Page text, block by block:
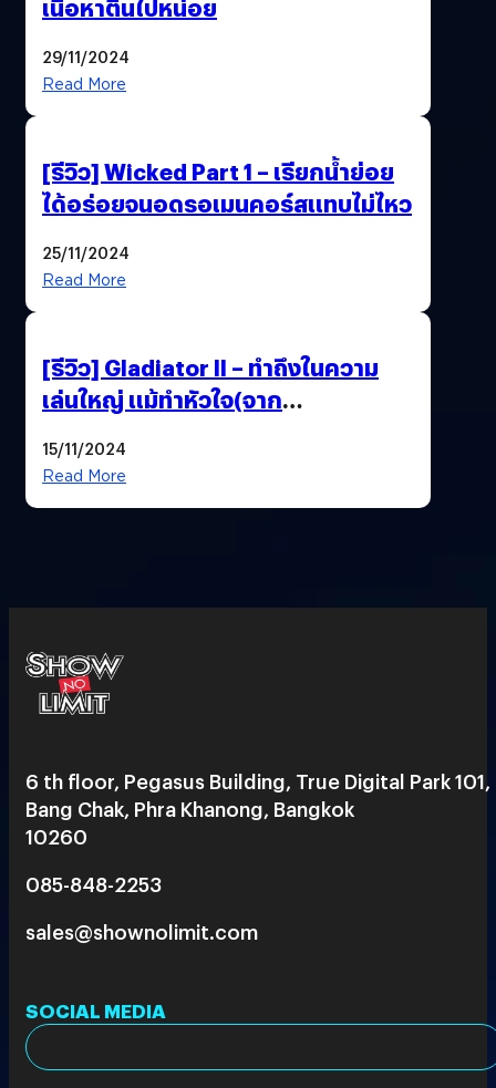
เนื้อหาตื้นไปหน่อย
29/11/2024
Read More
[รีวิว] Wicked Part 1 – เรียกน้ำย่อย
ได้อร่อยจนอดรอเมนคอร์สแทบไม่ไหว
25/11/2024
Read More
[รีวิว] Gladiator II – ทำถึงในความ
เล่นใหญ่ แม้ทำหัวใจ(จาก
15/11/2024
Read More
6 th floor, Pegasus Building, True Digital Park 101,
Bang Chak, Phra Khanong, Bangkok
10260
085-848-2253
sales@shownolimit.com
SOCIAL MEDIA